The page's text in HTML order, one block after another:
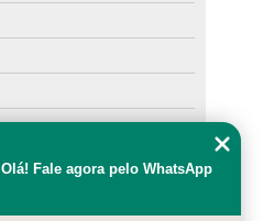
Olá! Fale agora pelo WhatsApp